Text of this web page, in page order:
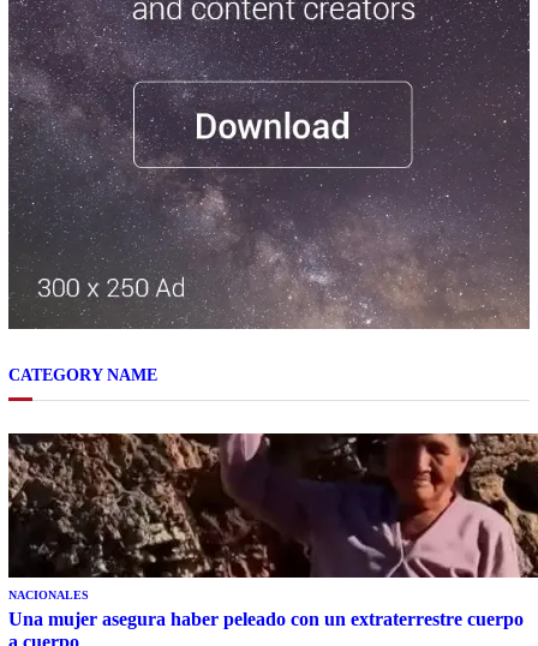
CATEGORY NAME
NACIONALES
Una mujer asegura haber peleado con un extraterrestre cuerpo
a cuerpo